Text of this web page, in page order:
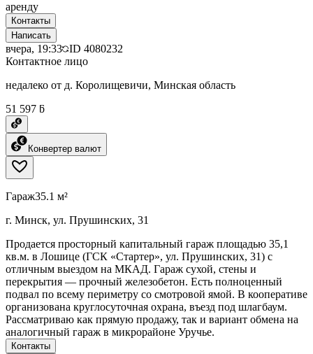
аренду
Контакты
Написать
вчера, 19:33 ID 4080232
Контактное лицо
недалеко от д. Королищевичи, Минская область
51 597 ƃ
Конвертер валют
Гараж35.1 м²
г. Минск, ул. Прушинских, 31
Продается просторный капитальный гараж площадью 35,1
кв.м. в Лошице (ГСК «Стартер», ул. Прушинских, 31) с
отличным выездом на МКАД. Гараж сухой, стены и
перекрытия — прочный железобетон. Есть полноценный
подвал по всему периметру со смотровой ямой. В кооперативе
организована круглосуточная охрана, въезд под шлагбаум.
Рассматриваю как прямую продажу, так и вариант обмена на
аналогичный гараж в микрорайоне Уручье.
Контакты